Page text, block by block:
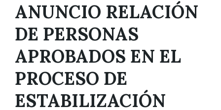
ANUNCIO RELACIÓN
DE PERSONAS
APROBADOS EN EL
PROCESO DE
ESTABILIZACIÓN